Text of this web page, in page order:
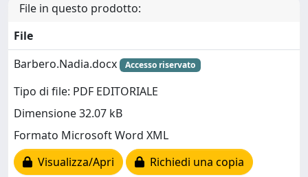
File in questo prodotto:
File
Barbero.Nadia.docx
Accesso riservato
Tipo di file: PDF EDITORIALE
Dimensione 32.07 kB
Formato Microsoft Word XML
Visualizza/Apri
Richiedi una copia